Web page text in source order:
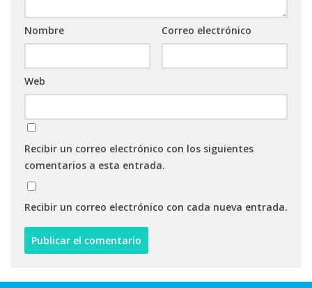
Nombre Correo electrónico
Web
Recibir un correo electrónico con los siguientes
comentarios a esta entrada.
Recibir un correo electrónico con cada nueva entrada.